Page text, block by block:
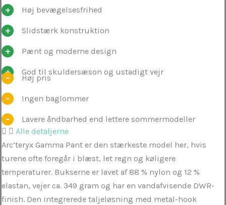
Høj bevægelsesfrihed
Slidstærk konstruktion
Pænt og moderne design
God til skuldersæson og ustadigt vejr
Høj pris
Ingen baglommer
Lavere åndbarhed end lettere sommermodeller
Alle detaljerne
Arc’teryx Gamma Pant er den stærkeste model her, hvis
turene ofte foregår i blæst, let regn og køligere
temperaturer. Bukserne er lavet af 88 % nylon og 12 %
elastan, vejer ca. 349 gram og har en vandafvisende DWR-
finish. Den integrerede taljeløsning med metal-hook